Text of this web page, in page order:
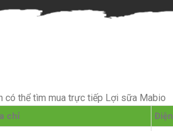
có thể tìm mua trực tiếp Lợi sữa Mabio
chỉ